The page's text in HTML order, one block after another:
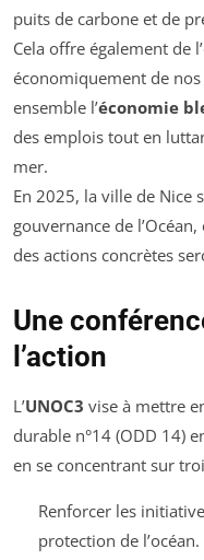
puits de carbone et de
Cela offre également de
économiquement de
ensemble l’économie
des emplois tout en
mer.
En 2025, la ville de Nice
gouvernance de
des actions concrètes
Une
l’action
L’UNOC3 vise à mettre
durable n°14 (ODD 14)
en se concentrant sur
Renforcer les
protection de l’océan.